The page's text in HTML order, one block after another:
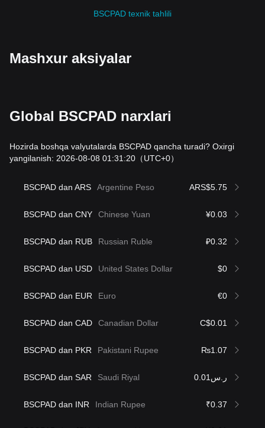
BSCPAD texnik tahlili
Mashxur aksiyalar
Global BSCPAD narxlari
Hozirda boshqa valyutalarda BSCPAD qancha turadi? Oxirgi
yangilanish: 2026-08-08 01:31:20 （UTC+0）
BSCPAD dan ARS Argentine Peso ARS$5.75
BSCPAD dan CNY Chinese Yuan ¥0.03
BSCPAD dan RUB Russian Ruble ₽0.32
BSCPAD dan USD United States Dollar $0
BSCPAD dan EUR Euro €0
BSCPAD dan CAD Canadian Dollar C$0.01
BSCPAD dan PKR Pakistani Rupee ₨1.07
BSCPAD dan SAR Saudi Riyal ر.س0.01
BSCPAD dan INR Indian Rupee ₹0.37